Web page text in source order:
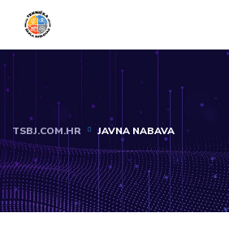
TSBJ.COM.HR JAVNA NABAVA